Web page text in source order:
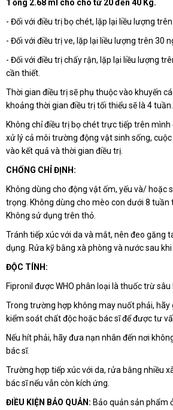
1 ống 2.68 ml cho chó từ 20 đến 40 Kg.
- Đối với điều trị bọ chét, lặp lại liều lượng
- Đối với điều trị ve, lặp lại liều lượng trên 30
- Đối với điều trị chấy rận, lặp lại liều lượng
cần thiết.
Thời gian điều trị sẽ phụ thuộc vào khuyến
khoảng thời gian điều trị tối thiểu sẽ là 4 tuần.
Không chỉ điều trị bọ chét trực tiếp trên
xử lý cả môi trường động vật sinh sống,
vào kết quả và thời gian điều trị.
CHỐNG CHỈ ĐỊNH:
Không dùng cho động vật ốm, yếu và/ hoặc
trọng. Không dùng cho mèo con dưới 8 tuần
Không sử dụng trên thỏ.
Tránh tiếp xúc với da và mắt, nên đeo găng
dụng. Rửa kỹ bằng xà phòng và nước sau
ĐỘC TÍNH:
Fipronil được WHO phân loại là thuốc trừ sâu
Trong trường hợp không may nuốt phải,
kiểm soát chất độc hoặc bác sĩ để được tư
Nếu hít phải, hãy đưa nạn nhân đến nơi
bác sĩ.
Trường hợp tiếp xúc với da, rửa bằng nhiều
bác sĩ nếu vẫn còn kích ứng.
ĐIỀU KIỆN BẢO QUẢN: Bảo quản sản phẩm